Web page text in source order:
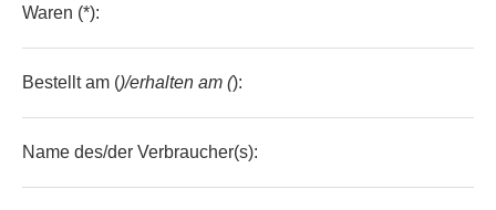
Waren (*):
Bestellt am ()/erhalten am ():
Name des/der Verbraucher(s):